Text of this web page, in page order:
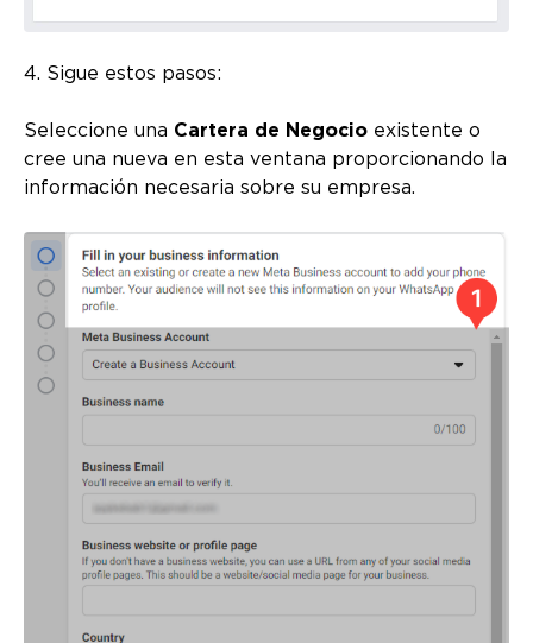
4. Sigue estos pasos:
Seleccione una Cartera de Negocio existente o
cree una nueva en esta ventana proporcionando la
información necesaria sobre su empresa.